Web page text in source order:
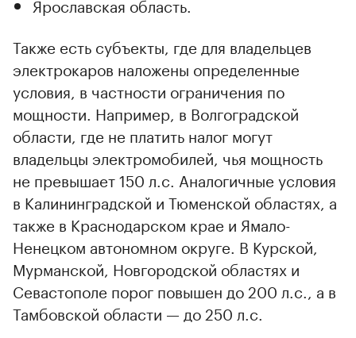
Ярославская область.
Также есть субъекты, где для владельцев
электрокаров наложены определенные
условия, в частности ограничения по
мощности. Например, в Волгоградской
области, где не платить налог могут
владельцы электромобилей, чья мощность
не превышает 150 л.с. Аналогичные условия
в Калининградской и Тюменской областях, а
также в Краснодарском крае и Ямало-
Ненецком автономном округе. В Курской,
Мурманской, Новгородской областях и
Севастополе порог повышен до 200 л.с., а в
Тамбовской области — до 250 л.с.